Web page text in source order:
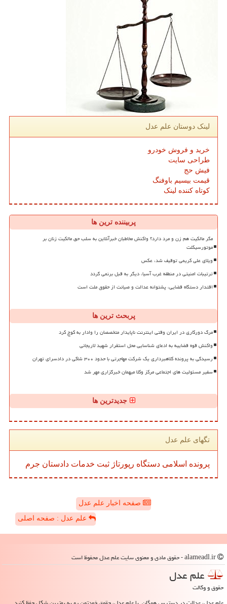
لینک دوستان علم عدل
خرید و فروش خودرو
طراحی سایت
فیش حج
قیمت بیسیم باوفنگ
کوتاه کننده لینک
پربیننده ترین ها
مگر مالکیت هم زن و مرد دارد؟ واکنش مخاطبان خبرآنلاین به سلب حق مالکیت زنان بر
موتورسیکلت
ویلای علی کریمی توقیف شد، عکس
ترتیبات امنیتی در منطقه غرب آسیا، دیگر به قبل برنمی گردد
اقتدار دستگاه قضایی، پشتوانه عدالت و صیانت از حقوق ملت است
پربحث ترین ها
مرگ دورکاری در ایران وقتی اینترنت ناپایدار متخصصان را وادار به کوچ کرد
واکنش قوه قضاییه به ادعای شناسایی محل استقرار شهید لاریجانی
رسیدگی به پرونده کلاهبرداری یک شرکت مهاجرتی با حدود ۳۰۰ شاکی در دادسرای تهران
سفیر مسئولیت های اجتماعی مرکز وکلا میهمان خبرگزاری مهر شد
جدیدترین ها
تگهای علم عدل
پرونده اسلامی دستگاه رپورتاژ ثبت خدمات دادستان جرم
صفحه اخبار علم عدل
علم عدل : صفحه اصلی
علم عدل
حقوق و وکالت